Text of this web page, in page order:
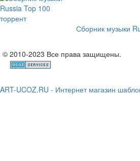
Сборник музыки
© 2010-2023 Все права защищены.
ART-UCOZ.RU - Интернет магазин